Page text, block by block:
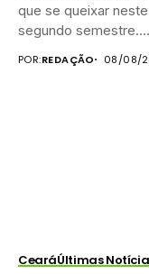
que se queixar neste
segundo semestre.
POR:REDAÇÃO 08/08/
CearáÚltimas